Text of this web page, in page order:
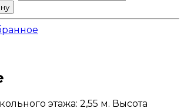
этажа: 2,55 м. Высота